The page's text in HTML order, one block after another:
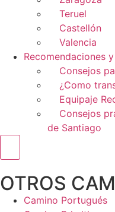
Teruel
Castellón
Valencia
Recomendaciones
Consejos
¿Como
Equipaje
Consejos
de Santiago
OTROS
Camino Portugués